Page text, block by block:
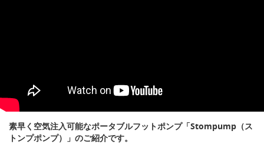
素早く空気注入可能なポータブルフットポンプ「Stompump（ス
トンプポンプ）」のご紹介です。